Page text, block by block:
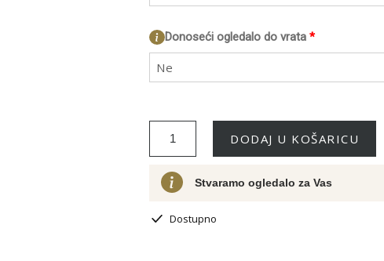
*
Donoseći ogledalo do vrata
Ne
DODAJ U KOŠARICU
Stvaramo ogledalo za Vas
Dostupno